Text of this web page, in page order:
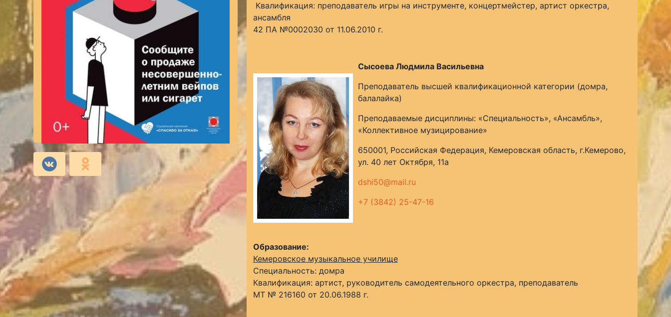
Квалификация: преподаватель игры на инструменте, концертмейстер, артист оркестра,
ансамбля
42 ПА №0002030 от 11.06.2010 г.
Сысоева Людмила Васильевна
Преподаватель высшей квалификационной категории (домра,
балалайка)
Преподаваемые дисциплины: «Специальность», «Ансамбль»,
«Коллективное музицирование»
650001, Российская Федерация, Кемеровская область, г.Кемерово,
ул. 40 лет Октября, 11а
dshi50@mail.ru
+7 (3842) 25-47-16
Образование:
Кемеровское музыкальное училище
Специальность: домра
Квалификация: артист, руководитель самодеятельного оркестра, преподаватель
МТ № 216160 от 20.06.1988 г.